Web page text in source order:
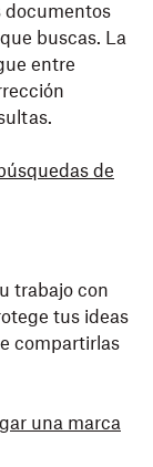
documentos
buscas. La
entre
de
trabajo con
tus ideas
compartirlas
una marca